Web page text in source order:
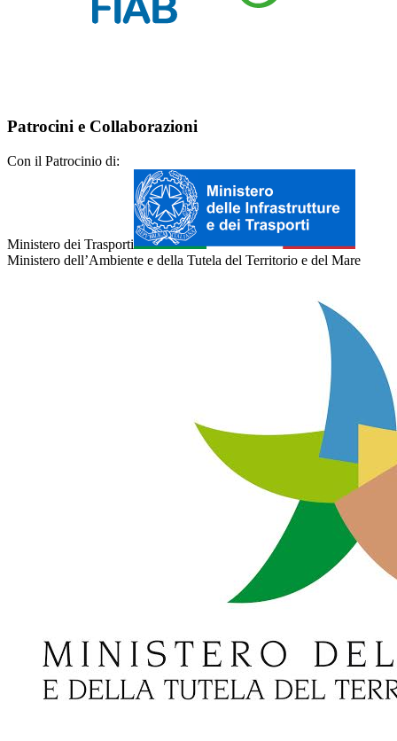
Patrocini e Collaborazioni
Con il Patrocinio di:
Ministero dei Trasporti
Ministero dell’Ambiente e della Tutela del Territorio e del Mare